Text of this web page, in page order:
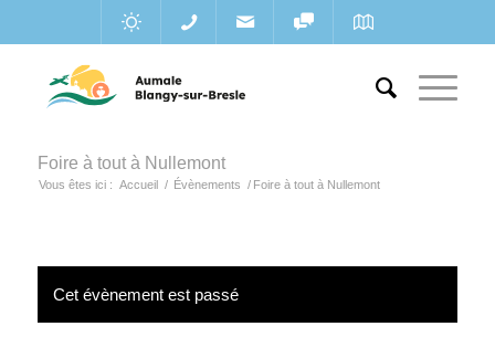
Foire à tout à Nullemont
Vous êtes ici : Accueil / Évènements / Foire à tout à Nullemont
Cet évènement est passé